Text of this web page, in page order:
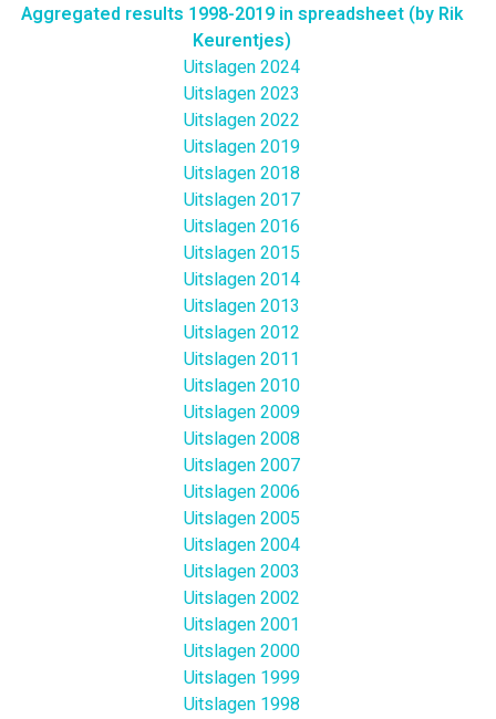
Aggregated results 1998-2019 in spreadsheet (by Rik
Keurentjes)
Uitslagen 2024
Uitslagen 2023
Uitslagen 2022
Uitslagen 2019
Uitslagen 2018
Uitslagen 2017
Uitslagen 2016
Uitslagen 2015
Uitslagen 2014
Uitslagen 2013
Uitslagen 2012
Uitslagen 2011
Uitslagen 2010
Uitslagen 2009
Uitslagen 2008
Uitslagen 2007
Uitslagen 2006
Uitslagen 2005
Uitslagen 2004
Uitslagen 2003
Uitslagen 2002
Uitslagen 2001
Uitslagen 2000
Uitslagen 1999
Uitslagen 1998